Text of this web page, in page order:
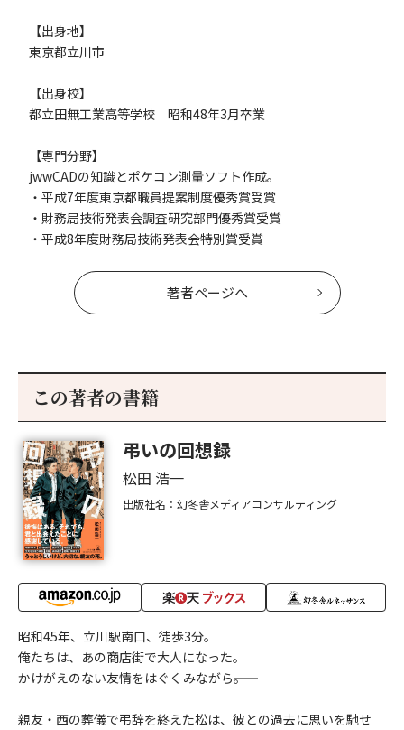
【出身地】
東京都立川市
【出身校】
都立田無工業高等学校 昭和48年3月卒業
【専門分野】
jwwCADの知識とポケコン測量ソフト作成。
・平成7年度東京都職員提案制度優秀賞受賞
・財務局技術発表会調査研究部門優秀賞受賞
・平成8年度財務局技術発表会特別賞受賞
著者ページへ
この著者の書籍
弔いの回想録
松田 浩一
出版社名：幻冬舎メディアコンサルティング
昭和45年、立川駅南口、徒歩3分。
俺たちは、あの商店街で大人になった。
かけがえのない友情をはぐくみながら――。
親友・西の葬儀で弔辞を終えた松は、彼との過去に思いを馳せ